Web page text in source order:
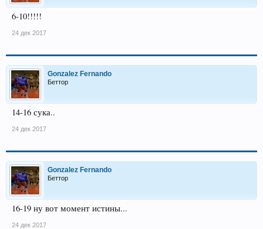
6-10!!!!!
24 дек 2017
Gonzalez Fernando
Беттор
14-16 сука..
24 дек 2017
Gonzalez Fernando
Беттор
16-19 ну вот момент истины...
24 дек 2017